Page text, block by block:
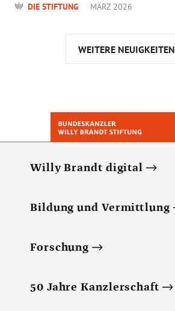
DIE STIFTUNG MÄRZ 2026
WEITERE NEUIGKEITEN
Willy Brandt digital
Bildung und Vermittlung
Forschung
50 Jahre Kanzlerschaft